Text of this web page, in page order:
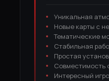
Уникальная
Новые карты с
Тематические
Стабильная
Простая
Совместимость
Интересный